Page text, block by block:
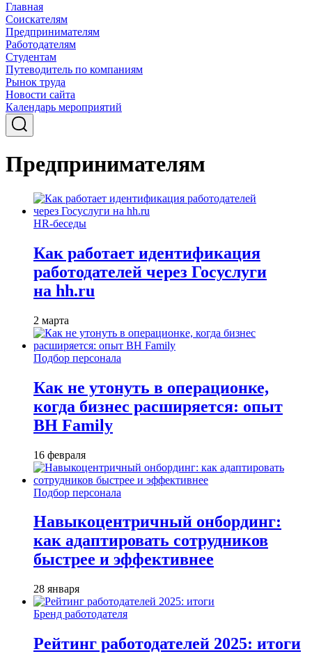
Главная
Соискателям
Предпринимателям
Работодателям
Студентам
Путеводитель по компаниям
Рынок труда
Новости сайта
Календарь мероприятий
Предпринимателям
HR-беседы
Как работает идентификация
работодателей через Госуслуги
на hh.ru
2 марта
Подбор персонала
Как не утонуть в операционке,
когда бизнес расширяется: опыт
BH Family
16 февраля
Подбор персонала
Навыкоцентричный онбординг:
как адаптировать сотрудников
быстрее и эффективнее
28 января
Бренд работодателя
Рейтинг работодателей 2025: итоги